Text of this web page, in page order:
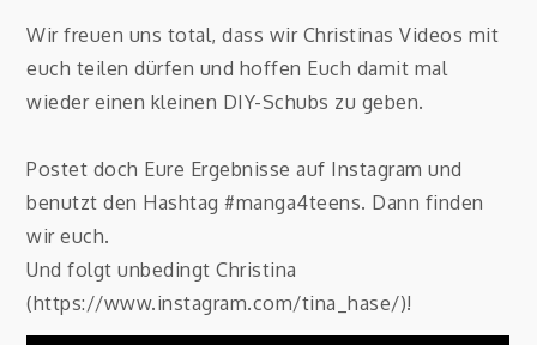
Wir freuen uns total, dass wir Christinas Videos mit
euch teilen dürfen und hoffen Euch damit mal
wieder einen kleinen DIY-Schubs zu geben.
Postet doch Eure Ergebnisse auf Instagram und
benutzt den Hashtag #manga4teens. Dann finden
wir euch.
Und folgt unbedingt Christina
(https://www.instagram.com/tina_hase/)!